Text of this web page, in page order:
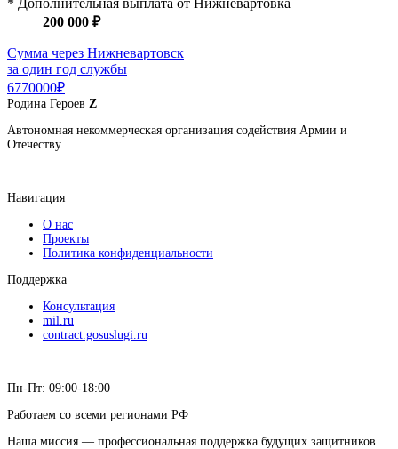
* Дополнительная выплата от Нижневартовка
200 000 ₽
Сумма через Нижневартовск
за один год службы
6770000₽
Родина Героев Z
Автономная некоммерческая организация содействия Армии и
Отечеству.
Навигация
О нас
Проекты
Политика конфиденциальности
Поддержка
Консультация
mil.ru
contract.gosuslugi.ru
Пн-Пт: 09:00-18:00
Работаем со всеми регионами РФ
Наша миссия — профессиональная поддержка будущих защитников